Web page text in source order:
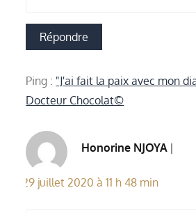
Répondre
Ping : "J'ai fait la paix avec mon
Docteur Chocolat©
Honorine NJOYA
29 juillet 2020 à 11 h 48 min